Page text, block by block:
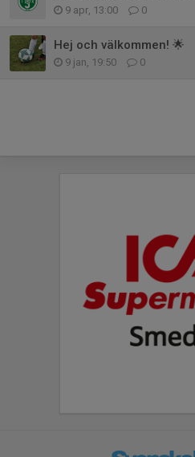
9 apr, 13:00 0
Hej och välkommen! 🌟
9 jan, 19:50 0